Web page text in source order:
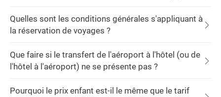
Quelles sont les conditions générales s'appliquant à
la réservation de voyages ?
Que faire si le transfert de l'aéroport à l'hôtel (ou de
l'hôtel à l'aéroport) ne se présente pas ?
Pourquoi le prix enfant est-il le même que le tarif